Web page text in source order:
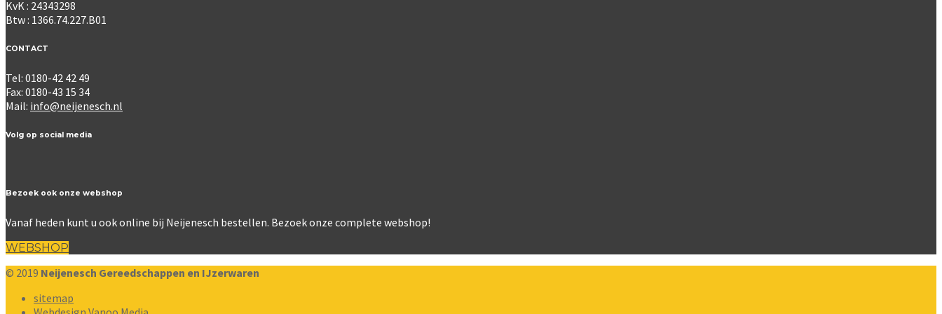
KvK : 24343298
Btw : 1366.74.227.B01
CONTACT
Tel: 0180-42 42 49
Fax: 0180-43 15 34
Mail: info@neijenesch.nl
Volg op social media
Bezoek ook onze webshop
Vanaf heden kunt u ook online bij Neijenesch bestellen. Bezoek onze complete webshop!
WEBSHOP
© 2019 Neijenesch Gereedschappen en IJzerwaren
sitemap